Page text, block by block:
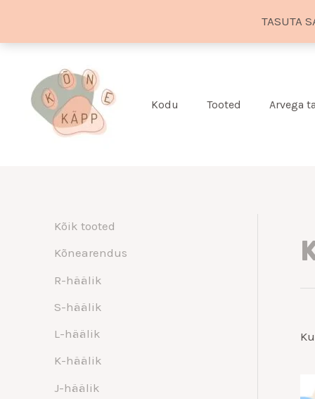
TASUTA
content
Kodu Tooted Arvega
Kõik tooted
Kõnearendus
R-häälik
S-häälik
L-häälik
K-häälik
J-häälik